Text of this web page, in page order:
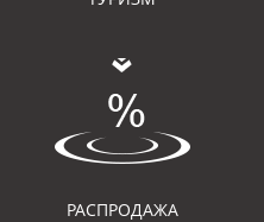
РАСПРОДАЖА